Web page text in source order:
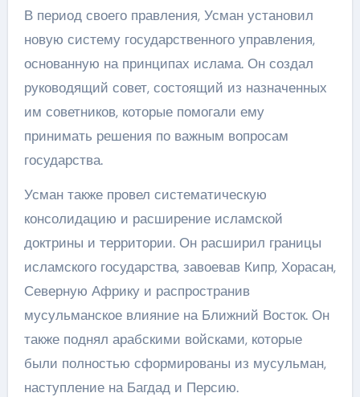
В период своего правления, Усман установил
новую систему государственного управления,
основанную на принципах ислама. Он создал
руководящий совет, состоящий из назначенных
им советников, которые помогали ему
принимать решения по важным вопросам
государства.
Усман также провел систематическую
консолидацию и расширение исламской
доктрины и территории. Он расширил границы
исламского государства, завоевав Кипр, Хорасан,
Северную Африку и распространив
мусульманское влияние на Ближний Восток. Он
также поднял арабскими войсками, которые
были полностью сформированы из мусульман,
наступление на Багдад и Персию.